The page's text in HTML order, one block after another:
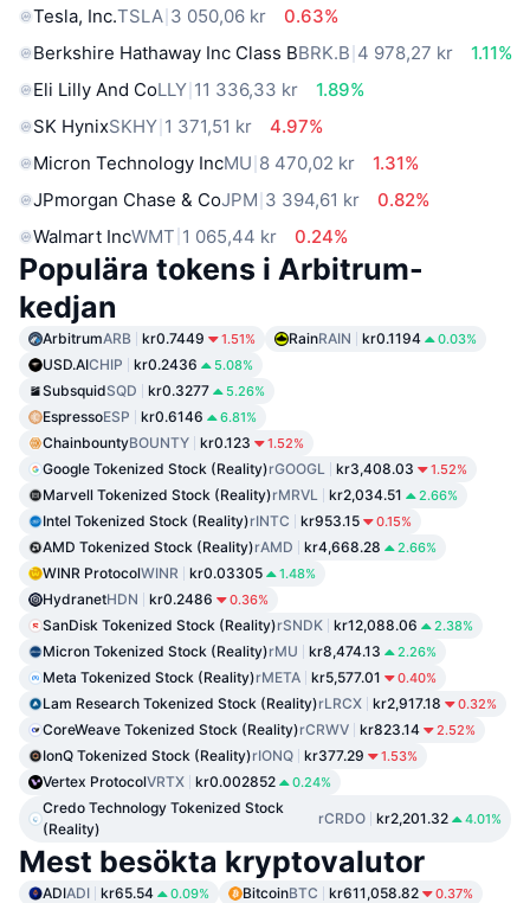
Tesla, Inc.TSLA 3 050,06 kr
0.63%
Berkshire Hathaway Inc Class BBRK.B 4 978,27 kr
1.11%
Eli Lilly And CoLLY 11 336,33 kr
1.89%
SK HynixSKHY 1 371,51 kr
4.97%
Micron Technology IncMU 8 470,02 kr
1.31%
JPmorgan Chase & CoJPM 3 394,61 kr
0.82%
Walmart IncWMT 1 065,44 kr 0.24%
Populära tokens i Arbitrum-
kedjan
ArbitrumARB kr0.7449 1.51% RainRAIN kr0.1194 0.03%
USD.AICHIP kr0.2436 5.08%
SubsquidSQD kr0.3277 5.26%
EspressoESP kr0.6146 6.81%
ChainbountyBOUNTY kr0.123 1.52%
Google Tokenized Stock (Reality)rGOOGL kr3,408.03 1.52%
Marvell Tokenized Stock (Reality)rMRVL kr2,034.51 2.66%
Intel Tokenized Stock (Reality)rINTC kr953.15 0.15%
AMD Tokenized Stock (Reality)rAMD kr4,668.28 2.66%
WINR ProtocolWINR kr0.03305 1.48%
HydranetHDN kr0.2486 0.36%
SanDisk Tokenized Stock (Reality)rSNDK kr12,088.06 2.38%
Micron Tokenized Stock (Reality)rMU kr8,474.13 2.26%
Meta Tokenized Stock (Reality)rMETA kr5,577.01 0.40%
Lam Research Tokenized Stock (Reality)rLRCX kr2,917.18 0.32%
CoreWeave Tokenized Stock (Reality)rCRWV kr823.14 2.52%
IonQ Tokenized Stock (Reality)rIONQ kr377.29 1.53%
Vertex ProtocolVRTX kr0.002852 0.24%
Credo Technology Tokenized Stock
(Reality)
rCRDO kr2,201.32 4.01%
Mest besökta kryptovalutor
ADIADI kr65.54 0.09% BitcoinBTC kr611,058.82 0.37%